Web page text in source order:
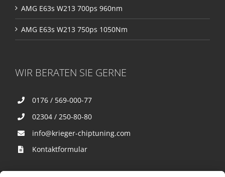
AMG E63s W213 700ps 960nm
AMG E63s W213 750ps 1050Nm
WIR BERATEN SIE GERNE
0176 / 569-000-77
02304 / 250-80-80
info@krieger-chiptuning.com
Kontaktformular